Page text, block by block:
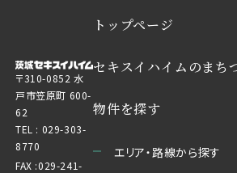
〒310-0852 水
戸市笠原町 600-
62
TEL : 029-303-
8770
FAX :029-241-
トップページ
セキスイハイムのまち
物件を探す
エリア・路線から探す